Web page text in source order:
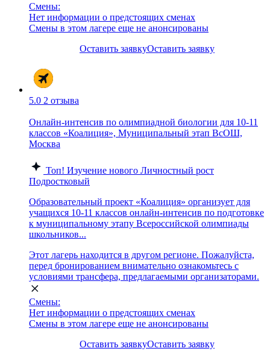
Смены:
Нет информации о предстоящих сменах
Смены в этом лагере еще не анонсированы
Оставить заявкуОставить заявку
5.0 2 отзыва
Онлайн-интенсив по олимпиадной биологии для 10-11
классов «Коалиция», Муниципальный этап ВсОШ,
Москва
Топ! Изучение нового Личностный рост
Подростковый
Образовательный проект «Коалиция» организует для
учащихся 10-11 классов онлайн-интенсив по подготовке
к муниципальному этапу Всероссийской олимпиады
школьников...
Этот лагерь находится в другом регионе. Пожалуйста,
перед бронированием внимательно ознакомьтесь с
условиями трансфера, предлагаемыми организаторами.
Смены:
Нет информации о предстоящих сменах
Смены в этом лагере еще не анонсированы
Оставить заявкуОставить заявку